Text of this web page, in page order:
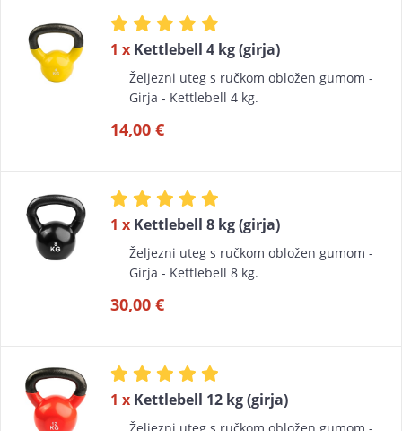
1 x Kettlebell 4 kg (girja)
Željezni uteg s ručkom obložen gumom -
Girja - Kettlebell 4 kg.
14,00 €
1 x Kettlebell 8 kg (girja)
Željezni uteg s ručkom obložen gumom -
Girja - Kettlebell 8 kg.
30,00 €
1 x Kettlebell 12 kg (girja)